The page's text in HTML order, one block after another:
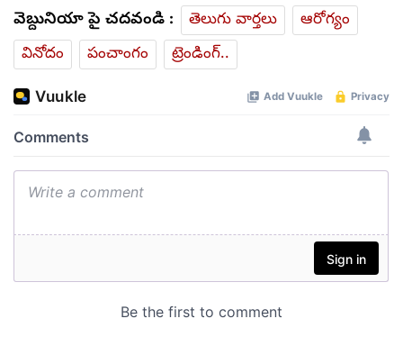
వెబ్దునియా పై చదవండి : తెలుగు వార్తలు
ఆరోగ్యం
వినోదం
పంచాంగం ట్రెండింగ్..